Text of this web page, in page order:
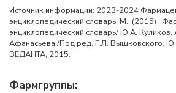
Источник информации: 2023-2024
энциклопедический словарь. М., (2015) .
энциклопедический словарь/ Ю.А. Куликов,
Афанасьева /Под ред. Г.Л. Вышковского,
ВЕДАНТА, 2015.
Фармгруппы: